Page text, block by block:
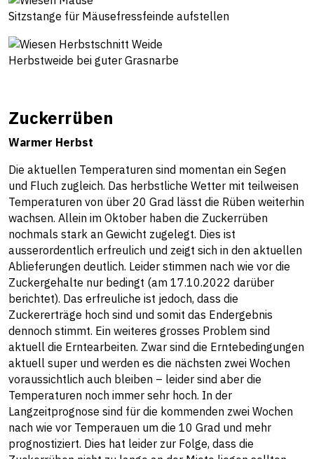
Sitzstange für Mäusefressfeinde aufstellen
Herbstweide bei guter Grasnarbe
Zuckerrüben
Warmer Herbst
Die aktuellen Temperaturen sind momentan ein Segen
und Fluch zugleich. Das herbstliche Wetter mit teilweisen
Temperaturen von über 20 Grad lässt die Rüben weiterhin
wachsen. Allein im Oktober haben die Zuckerrüben
nochmals stark an Gewicht zugelegt. Dies ist
ausserordentlich erfreulich und zeigt sich in den aktuellen
Ablieferungen deutlich. Leider stimmen nach wie vor die
Zuckergehalte nur bedingt (am 17.10.2022 darüber
berichtet). Das erfreuliche ist jedoch, dass die
Zuckererträge hoch sind und somit das Endergebnis
dennoch stimmt. Ein weiteres grosses Problem sind
aktuell die Erntearbeiten. Zwar sind die Erntebedingungen
aktuell super und werden es die nächsten zwei Wochen
voraussichtlich auch bleiben – leider sind aber die
Temperaturen noch immer sehr hoch. In der
Langzeitprognose sind für die kommenden zwei Wochen
nach wie vor Temperauen um die 10 Grad und mehr
prognostiziert. Dies hat leider zur Folge, dass die